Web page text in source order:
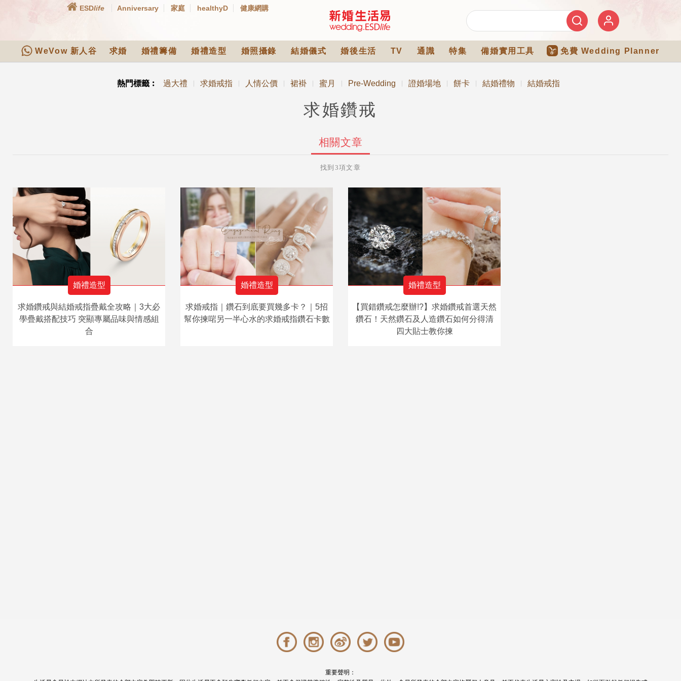
ESDlife Anniversary 家庭 healthyD 健康網購
WeVow 新人谷 求婚 婚禮籌備 婚禮造型 婚照攝錄 結婚儀式 婚後生活 TV 通識 特集 備婚實用工具 免費 Wedding Planner
熱門標籤︰ 過大禮 求婚戒指 人情公價 裙褂 蜜月 Pre-Wedding 證婚場地 餅卡 結婚禮物 結婚戒指
求婚鑽戒
相關文章
找到3項文章
婚禮造型
求婚鑽戒與結婚戒指疊戴全攻略｜3大必
學疊戴搭配技巧 突顯專屬品味與情感組
合
婚禮造型
求婚戒指｜鑽石到底要買幾多卡？｜5招
幫你揀啱另一半心水的求婚戒指鑽石卡數
婚禮造型
【買錯鑽戒怎麼辦!?】求婚鑽戒首選天然
鑽石！天然鑽石及人造鑽石如何分得清
四大貼士教你揀
重要聲明：